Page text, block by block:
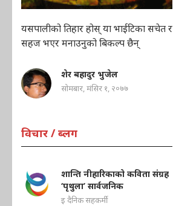
यसपालीको तिहार होस् या भाईटिका सचेत र
सहज भएर मनाउनुको बिकल्प छैन्
शेर बहादुर भुजेल
सोमबार, मंसिर १, २०७७
विचार / ब्लग
शान्ति नीहारिकाको कविता संग्रह
‘पृथुला’ सार्वजनिक
इ दैनिक सहकर्मी